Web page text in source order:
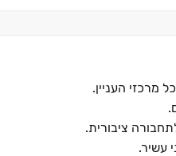
העניין.
ציבורית.
עשיר.